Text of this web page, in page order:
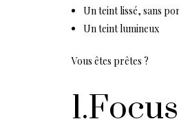
Un teint lissé, sans
Un teint lumineux
Vous êtes prêtes ?